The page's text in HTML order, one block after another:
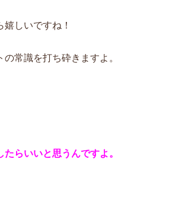
しいですね！
常識を打ち砕きますよ。
らいいと思うんですよ。